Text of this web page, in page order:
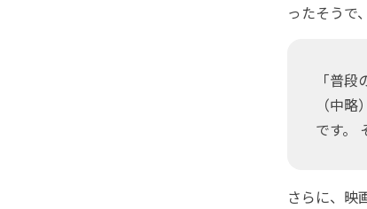
ったそうで
「普
（中
です。
さらに、映